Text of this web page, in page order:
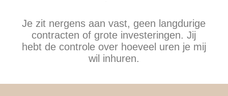
Je zit nergens aan vast, geen langdurige
contracten of grote investeringen. Jij
hebt de controle over hoeveel uren je mij
wil inhuren.